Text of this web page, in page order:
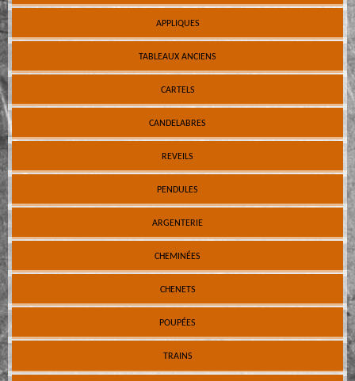
APPLIQUES
TABLEAUX ANCIENS
CARTELS
CANDELABRES
REVEILS
PENDULES
ARGENTERIE
CHEMINÉES
CHENETS
POUPÉES
TRAINS